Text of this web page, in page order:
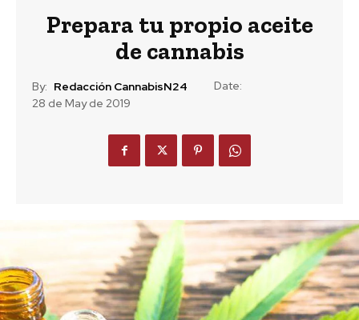
Prepara tu propio aceite
de cannabis
By: Redacción CannabisN24
Date:
28 de May de 2019